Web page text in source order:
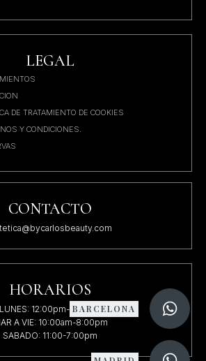
LEGAL
DE TRATAMIENTO DE COOKIES
Y CONDICIONES.
CONTACTO
HORARIOS
LUNES: 12:00pm-8:00pm
A VIE: 10:00am-8:00pm
SABADO: 11:00-7:00pm
BARCELONA